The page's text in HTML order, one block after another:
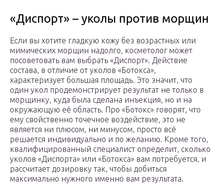
«Диспорт» – уколы против морщин
Если вы хотите гладкую кожу без возрастных или
мимических морщин надолго, косметолог может
посоветовать вам выбрать «Диспорт». Действие
состава, в отличие от уколов «Ботокса»,
характеризует большая площадь. Это значит, что
один укол продемонстрирует результат не только в
морщинку, куда была сделана инъекция, но и на
окружающую её область. Про «Ботокс» говорят, что
ему свойственно точечное воздействие, это не
является ни плюсом, ни минусом, просто всё
решается индивидуально и по желанию. Кроме того,
квалифицированный специалист определит, сколько
уколов «Диспорта» или «Ботокса» вам потребуется, и
рассчитает дозировку так, чтобы добиться
максимально нужного именно вам результата.